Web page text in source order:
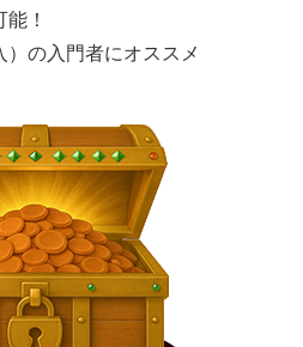
！
）の入門者にオススメ